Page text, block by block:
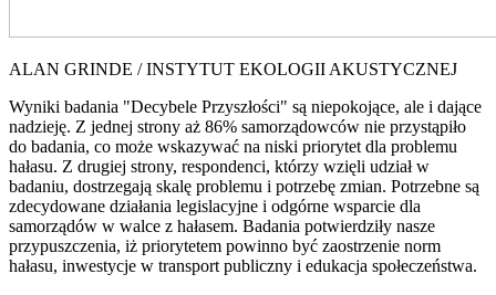
ALAN GRINDE / INSTYTUT EKOLOGII AKUSTYCZNEJ
Wyniki badania "Decybele Przyszłości" są niepokojące, ale i dające
nadzieję. Z jednej strony aż 86% samorządowców nie przystąpiło
do badania, co może wskazywać na niski priorytet dla problemu
hałasu. Z drugiej strony, respondenci, którzy wzięli udział w
badaniu, dostrzegają skalę problemu i potrzebę zmian. Potrzebne są
zdecydowane działania legislacyjne i odgórne wsparcie dla
samorządów w walce z hałasem. Badania potwierdziły nasze
przypuszczenia, iż priorytetem powinno być zaostrzenie norm
hałasu, inwestycje w transport publiczny i edukacja społeczeństwa.